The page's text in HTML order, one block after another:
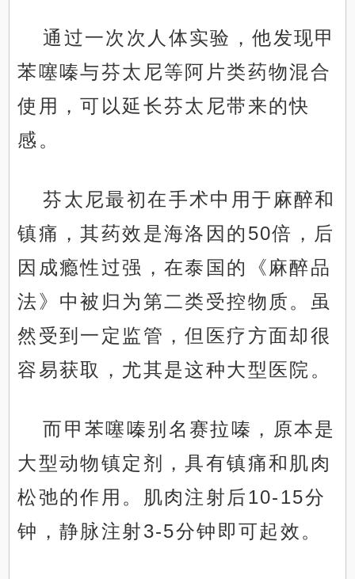
通过一次次人体实验，他发现甲
苯噻嗪与芬太尼等阿片类药物混合
使用，可以延长芬太尼带来的快
感。
芬太尼最初在手术中用于麻醉和
镇痛，其药效是海洛因的50倍，后
因成瘾性过强，在泰国的《麻醉品
法》中被归为第二类受控物质。虽
然受到一定监管，但医疗方面却很
容易获取，尤其是这种大型医院。
而甲苯噻嗪别名赛拉嗪，原本是
大型动物镇定剂，具有镇痛和肌肉
松弛的作用。肌肉注射后10-15分
钟，静脉注射3-5分钟即可起效。